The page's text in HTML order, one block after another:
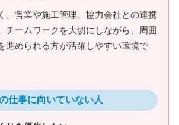
、営業や施工管理、協力会社との連携
チームワークを大切にしながら、周囲
進められる方が活躍しやすい環境で
仕事に向いていない人